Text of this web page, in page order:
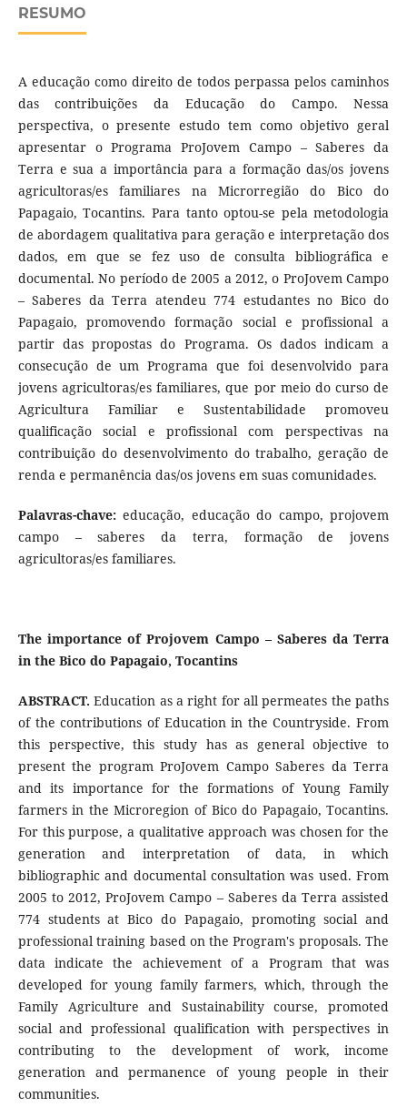
RESUMO
A educação como direito de todos perpassa pelos caminhos
das contribuições da Educação do Campo. Nessa
perspectiva, o presente estudo tem como objetivo geral
apresentar o Programa ProJovem Campo – Saberes da
Terra e sua a importância para a formação das/os jovens
agricultoras/es familiares na Microrregião do Bico do
Papagaio, Tocantins. Para tanto optou-se pela metodologia
de abordagem qualitativa para geração e interpretação dos
dados, em que se fez uso de consulta bibliográfica e
documental. No período de 2005 a 2012, o ProJovem Campo
– Saberes da Terra atendeu 774 estudantes no Bico do
Papagaio, promovendo formação social e profissional a
partir das propostas do Programa. Os dados indicam a
consecução de um Programa que foi desenvolvido para
jovens agricultoras/es familiares, que por meio do curso de
Agricultura Familiar e Sustentabilidade promoveu
qualificação social e profissional com perspectivas na
contribuição do desenvolvimento do trabalho, geração de
renda e permanência das/os jovens em suas comunidades.
Palavras-chave:educação, educação do campo, projovem
campo – saberes da terra, formação de jovens
agricultoras/es familiares.
The importance of Projovem Campo – Saberes da Terra
in the Bico do Papagaio, Tocantins
ABSTRACT.Education as a right for all permeates the paths
of the contributions of Education in the Countryside. From
this perspective, this study has as general objective to
present the program ProJovem Campo Saberes da Terra
and its importance for the formations of Young Family
farmers in the Microregion of Bico do Papagaio, Tocantins.
For this purpose, a qualitative approach was chosen for the
generation and interpretation of data, in which
bibliographic and documental consultation was used. From
2005 to 2012, ProJovem Campo – Saberes da Terra assisted
774 students at Bico do Papagaio, promoting social and
professional training based on the Program's proposals. The
data indicate the achievement of a Program that was
developed for young family farmers, which, through the
Family Agriculture and Sustainability course, promoted
social and professional qualification with perspectives in
contributing to the development of work, income
generation and permanence of young people in their
communities.